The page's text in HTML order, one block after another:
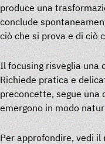
produce una
conclude
ciò che si prova e di ciò
Il focusing risveglia una
Richiede pratica e
preconcette, segue
emergono in modo
Per approfondire, vedi